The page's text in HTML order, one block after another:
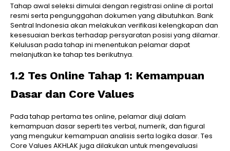
Tahap awal seleksi dimulai dengan registrasi online di portal
resmi serta pengunggahan dokumen yang dibutuhkan. Bank
Sentral Indonesia akan melakukan verifikasi kelengkapan dan
kesesuaian berkas terhadap persyaratan posisi yang dilamar.
Kelulusan pada tahap ini menentukan pelamar dapat
melanjutkan ke tahap tes berikutnya.
1.2 Tes Online Tahap 1: Kemampuan
Dasar dan Core Values
Pada tahap pertama tes online, pelamar diuji dalam
kemampuan dasar seperti tes verbal, numerik, dan figural
yang mengukur kemampuan analisis serta logika dasar. Tes
Core Values AKHLAK juga dilakukan untuk mengevaluasi